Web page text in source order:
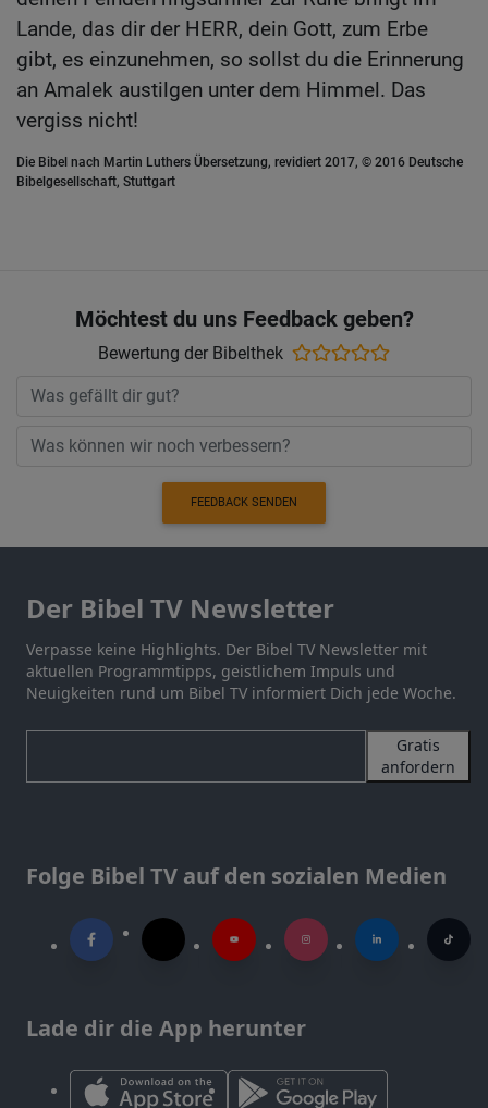
Lande, das dir der HERR, dein Gott, zum Erbe
gibt, es einzunehmen, so sollst du die Erinnerung
an Amalek austilgen unter dem Himmel. Das
vergiss nicht!
Die Bibel nach Martin Luthers Übersetzung, revidiert 2017, © 2016 Deutsche
Bibelgesellschaft, Stuttgart
Möchtest du uns Feedback geben?
Bewertung der Bibelthek
FEEDBACK SENDEN
Der Bibel TV Newsletter
Verpasse keine Highlights. Der Bibel TV Newsletter mit
aktuellen Programmtipps, geistlichem Impuls und
Neuigkeiten rund um Bibel TV informiert Dich jede Woche.
Gratis
anfordern
Folge Bibel TV auf den sozialen Medien
Lade dir die App herunter